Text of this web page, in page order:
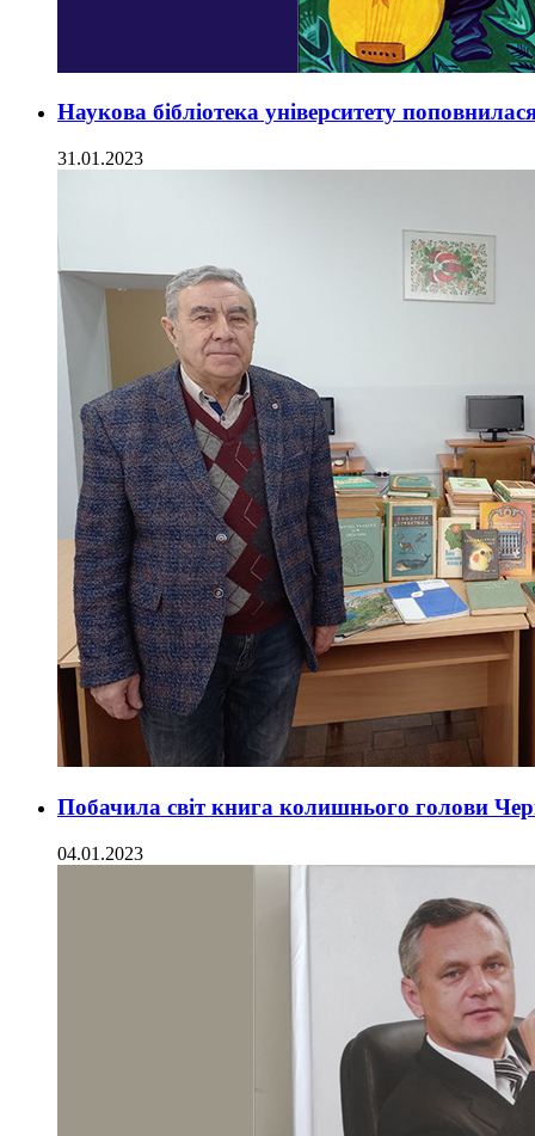
Наукова бібліотека університету
31.01.2023
Побачила світ книга колишнього голови
04.01.2023